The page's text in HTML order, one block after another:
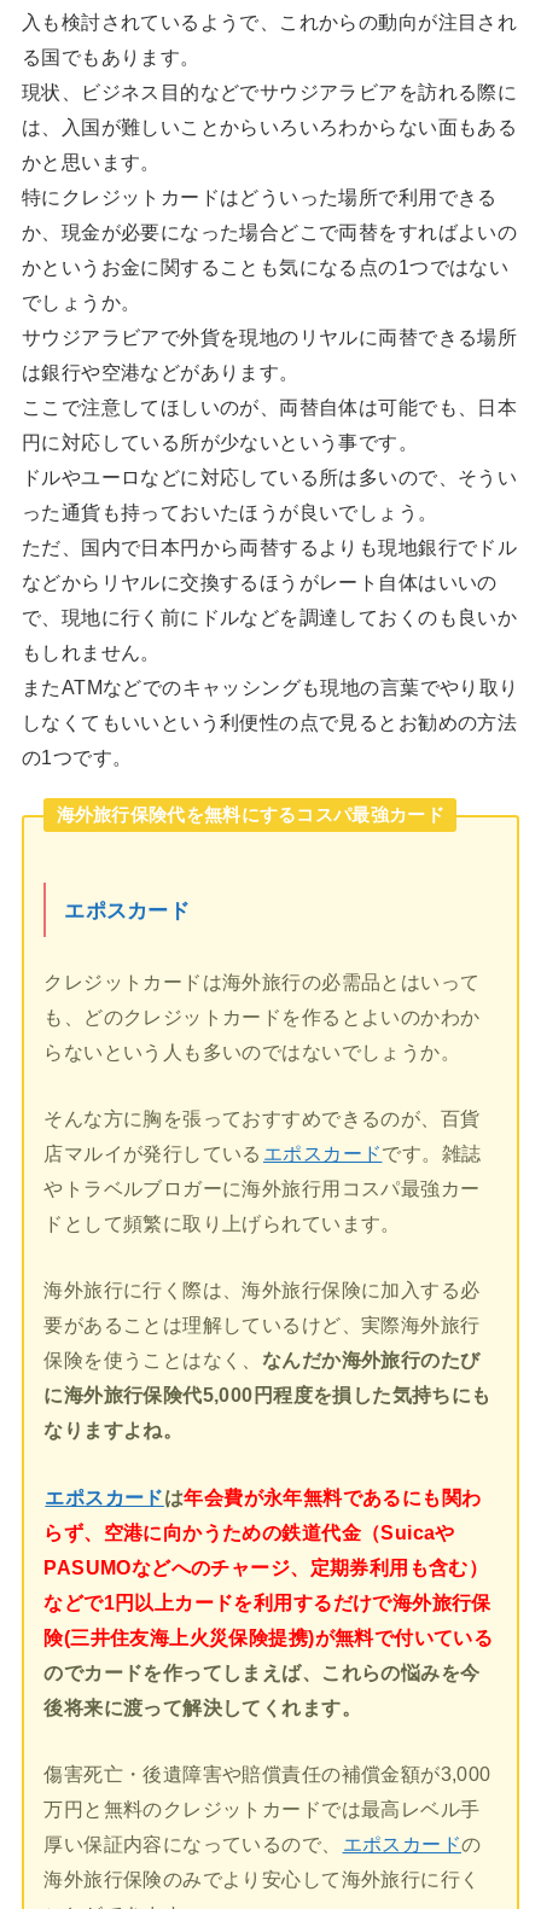
入も検討されているようで、これからの動向が注目され
る国でもあります。
現状、ビジネス目的などでサウジアラビアを訪れる際に
は、入国が難しいことからいろいろわからない面もある
かと思います。
特にクレジットカードはどういった場所で利用できる
か、現金が必要になった場合どこで両替をすればよいの
かというお金に関することも気になる点の1つではない
でしょうか。
サウジアラビアで外貨を現地のリヤルに両替できる場所
は銀行や空港などがあります。
ここで注意してほしいのが、両替自体は可能でも、日本
円に対応している所が少ないという事です。
ドルやユーロなどに対応している所は多いので、そうい
った通貨も持っておいたほうが良いでしょう。
ただ、国内で日本円から両替するよりも現地銀行でドル
などからリヤルに交換するほうがレート自体はいいの
で、現地に行く前にドルなどを調達しておくのも良いか
もしれません。
またATMなどでのキャッシングも現地の言葉でやり取り
しなくてもいいという利便性の点で見るとお勧めの方法
の1つです。
海外旅行保険代を無料にするコスパ最強カード
エポスカード
クレジットカードは海外旅行の必需品とはいって
も、どのクレジットカードを作るとよいのかわか
らないという人も多いのではないでしょうか。
そんな方に胸を張っておすすめできるのが、百貨
店マルイが発行している エポスカードです。雑誌
やトラベルブロガーに海外旅行用コスパ最強カー
ドとして頻繁に取り上げられています。
海外旅行に行く際は、海外旅行保険に加入する必
要があることは理解しているけど、実際海外旅行
保険を使うことはなく、 なんだか海外旅行のたび
に海外旅行保険代5,000円程度を損した気持ちにも
なりますよね。
エポスカードは年会費が永年無料であるにも関わ
らず、空港に向かうための鉄道代金（Suicaや
PASUMOなどへのチャージ、定期券利用も含む）
などで1円以上カードを利用するだけで海外旅行保
険(三井住友海上火災保険提携)が無料で付いている
のでカードを作ってしまえば、これらの悩みを今
後将来に渡って解決してくれます。
傷害死亡・後遺障害や賠償責任の補償金額が3,000
万円と無料のクレジットカードでは最高レベル手
厚い保証内容になっているので、
エポスカードの
海外旅行保険のみでより安心して海外旅行に行く